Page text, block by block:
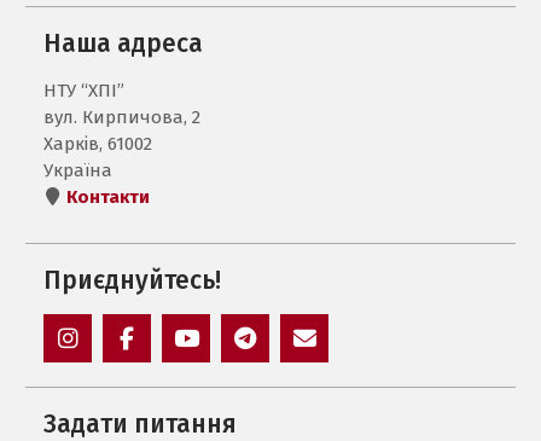
Наша адреса
НТУ “ХПІ”
вул. Кирпичова, 2
Харків, 61002
Україна
Контакти
Приєднуйтесь!
Задати питання